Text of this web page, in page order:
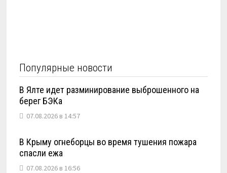
Популярные новости
В Ялте идет разминирование выброшенного на
берег БЭКа
07.08.2026 в 14:57
В Крыму огнеборцы во время тушения пожара
спасли ежа
07.08.2026 в 16:56